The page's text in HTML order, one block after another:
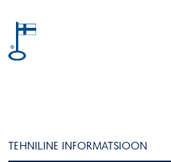
TEHNILINE INFORMATSIOON